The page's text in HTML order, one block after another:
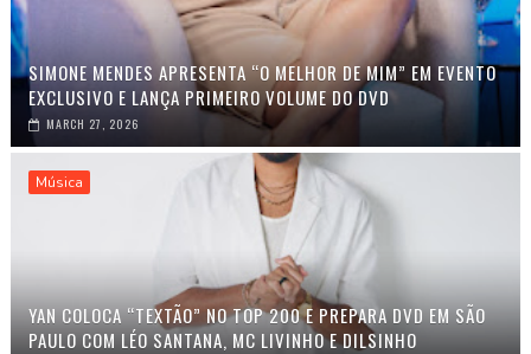
SIMONE MENDES APRESENTA “O MELHOR DE MIM” EM EVENTO
EXCLUSIVO E LANÇA PRIMEIRO VOLUME DO DVD
MARCH 27, 2026
Música
YAN COLOCA “TEXTÃO” NO TOP 200 E PREPARA DVD EM SÃO
PAULO COM LÉO SANTANA, MC LIVINHO E DILSINHO